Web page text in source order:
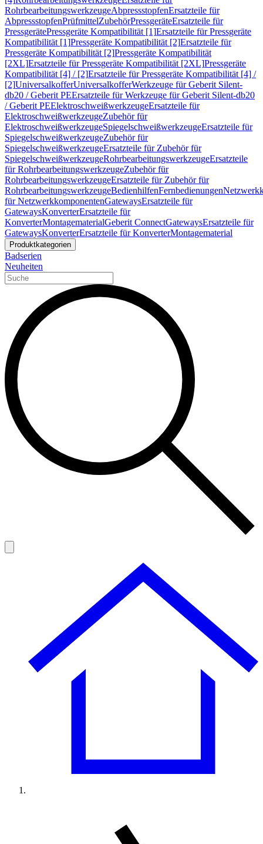
RohrbearbeitungswerkzeugeAbpressstopfenErsatzteile für
AbpressstopfenPrüfmittelZubehörPressgeräteErsatzteile für
PressgerätePressgeräte Kompatibilität [1]Ersatzteile für Pressgeräte
Kompatibilität [1]Pressgeräte Kompatibilität [2]Ersatzteile für
Pressgeräte Kompatibilität [2]Pressgeräte Kompatibilität
[2XL]Ersatzteile für Pressgeräte Kompatibilität [2XL]Pressgeräte
Kompatibilität [4] / [2]Ersatzteile für Pressgeräte Kompatibilität [4] /
[2]UniversalkofferUniversalkofferWerkzeuge für Geberit Silent-
db20 / Geberit PEErsatzteile für Werkzeuge für Geberit Silent-db20
/ Geberit PEElektroschweißwerkzeugeErsatzteile für
ElektroschweißwerkzeugeZubehör für
ElektroschweißwerkzeugeSpiegelschweißwerkzeugeErsatzteile für
SpiegelschweißwerkzeugeZubehör für
SpiegelschweißwerkzeugeErsatzteile für Zubehör für
SpiegelschweißwerkzeugeRohrbearbeitungswerkzeugeErsatzteile
für RohrbearbeitungswerkzeugeZubehör für
RohrbearbeitungswerkzeugeErsatzteile für Zubehör für
RohrbearbeitungswerkzeugeBedienhilfenFernbedienungen
für NetzwerkkomponentenGatewaysErsatzteile für
GatewaysKonverterErsatzteile für
KonverterMontagematerialGeberit ConnectGatewaysErsatzteile für
GatewaysKonverterErsatzteile für KonverterMontagematerial
Produktkategorien
Badserien
Neuheiten